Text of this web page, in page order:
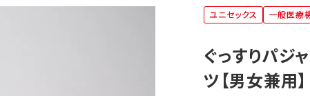
ユニセックス 一般医療
ぐっすりパジ
ツ【男女兼用】